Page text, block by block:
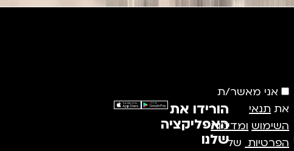
אני מאשר/ת
אתתנאי
השימוש ומדיניות
הפרטיות של
הורידו את
האפליקציה
שלנו